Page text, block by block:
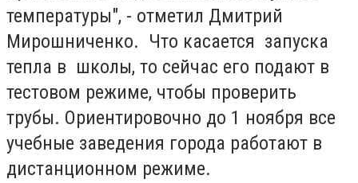
температуры", - отметил Дмитрий
Мирошниченко. Что касается запуска
тепла в школы, то сейчас его подают в
тестовом режиме, чтобы проверить
трубы. Ориентировочно до 1 ноября все
учебные заведения города работают в
дистанционном режиме.